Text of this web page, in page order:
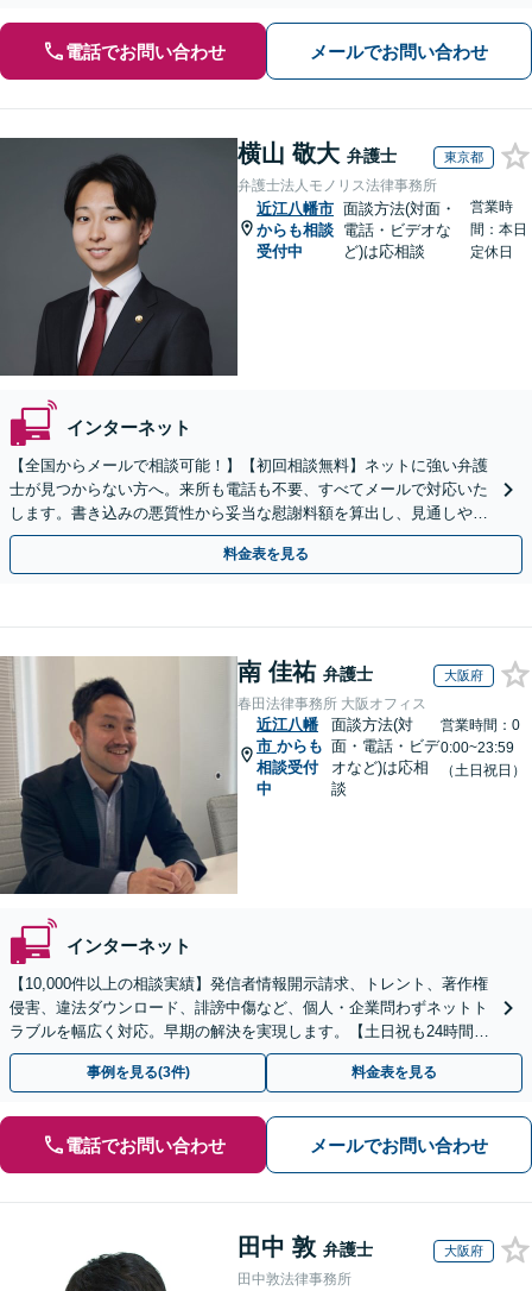
電話でお問い合わせ メールでお問い合わせ
横山 敬大 弁護士 東京都
弁護士法人モノリス法律事務所
近江八幡市
からも相談
受付中
面談方法(対面・
電話・ビデオな
ど)は応相談
営業時
間：本日
定休日
インターネット
【全国からメールで相談可能！】【初回相談無料】ネットに強い弁護
士が見つからない方へ。来所も電話も不要、すべてメールで対応いた
します。書き込みの悪質性から妥当な慰謝料額を算出し、見通しや費
用面のリスクも包み隠さずお伝えしサポートします。
料金表を見る
南 佳祐 弁護士 大阪府
春田法律事務所 大阪オフィス
近江八幡
市 からも
相談受付
中
面談方法(対
面・電話・ビデ
オなど)は応相
談
営業時間：0
0:00~23:59
（土日祝日）
インターネット
【10,000件以上の相談実績】発信者情報開示請求、トレント、著作権
侵害、違法ダウンロード、誹謗中傷など、個人・企業問わずネットト
ラブルを幅広く対応。早期の解決を実現します。【土日祝も24時間受
付／初回相談無料】
事例を見る(3件) 料金表を見る
電話でお問い合わせ メールでお問い合わせ
田中 敦 弁護士 大阪府
田中敦法律事務所